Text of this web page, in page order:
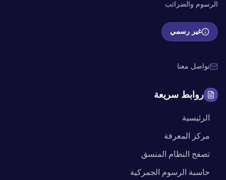
الرسوم والضرائب
غير رسمي
تواصل معنا
روابط سريعة
الرئيسية
مركز المعرفة
تصفح النظام المنسق
حاسبة الرسوم الجمركية